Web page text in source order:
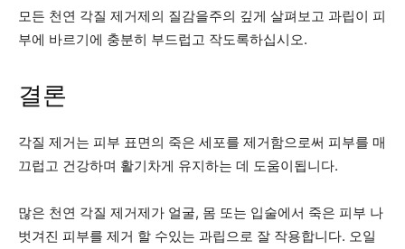
모든 천연 각질 제거제의 질감을주의 깊게 살펴보고 과립이 피
부에 바르기에 충분히 부드럽고 작도록하십시오.
결론
각질 제거는 피부 표면의 죽은 세포를 제거함으로써 피부를 매
끄럽고 건강하며 활기차게 유지하는 데 도움이됩니다.
많은 천연 각질 제거제가 얼굴, 몸 또는 입술에서 죽은 피부 나
벗겨진 피부를 제거 할 수있는 과립으로 잘 작용합니다. 오일